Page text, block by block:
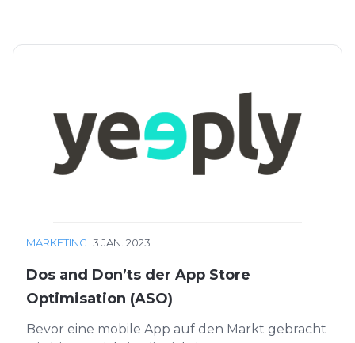
MARKETING ·3 JAN. 2023
Dos and Don’ts der App Store
Optimisation (ASO)
Bevor eine mobile App auf den Markt gebracht